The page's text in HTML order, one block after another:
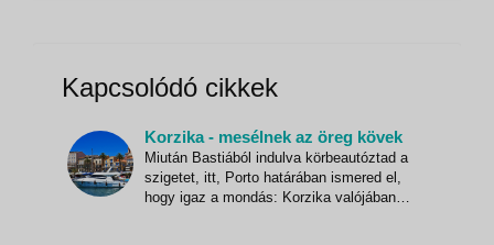
Kapcsolódó cikkek
Korzika - mesélnek az öreg kövek
Miután Bastiából indulva körbeautóztad a
szigetet, itt, Porto határában ismered el,
hogy igaz a mondás: Korzika valójában